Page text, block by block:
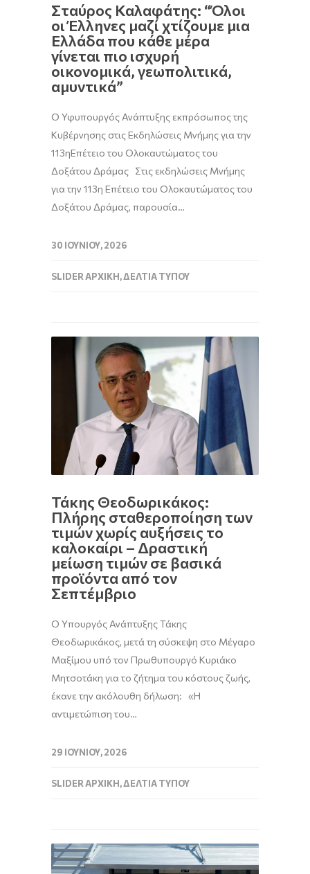
Σταύρος Καλαφάτης: “Όλοι
οι Έλληνες μαζί χτίζουμε μια
Ελλάδα που κάθε μέρα
γίνεται πιο ισχυρή
οικονομικά, γεωπολιτικά,
αμυντικά”
Ο Υφυπουργός Ανάπτυξης εκπρόσωπος της
Κυβέρνησης στις Εκδηλώσεις Μνήμης για την
113ηΕπέτειο του Ολοκαυτώματος του
Δοξάτου Δράμας Στις εκδηλώσεις Μνήμης
για την 113η Επέτειο του Ολοκαυτώματος του
Δοξάτου Δράμας, παρουσία…
30 ΙΟΥΝΊΟΥ, 2026
SLIDER ΑΡΧΙΚΉ,ΔΕΛΤΊΑ ΤΎΠΟΥ
Τάκης Θεοδωρικάκος:
Πλήρης σταθεροποίηση των
τιμών χωρίς αυξήσεις το
καλοκαίρι – Δραστική
μείωση τιμών σε βασικά
προϊόντα από τον
Σεπτέμβριο
Ο Υπουργός Ανάπτυξης Τάκης
Θεοδωρικάκος, μετά τη σύσκεψη στο Μέγαρο
Μαξίμου υπό τον Πρωθυπουργό Κυριάκο
Μητσοτάκη για το ζήτημα του κόστους ζωής,
έκανε την ακόλουθη δήλωση: «Η
αντιμετώπιση του…
29 ΙΟΥΝΊΟΥ, 2026
SLIDER ΑΡΧΙΚΉ,ΔΕΛΤΊΑ ΤΎΠΟΥ